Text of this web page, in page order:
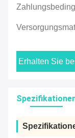
Erhalten Sie